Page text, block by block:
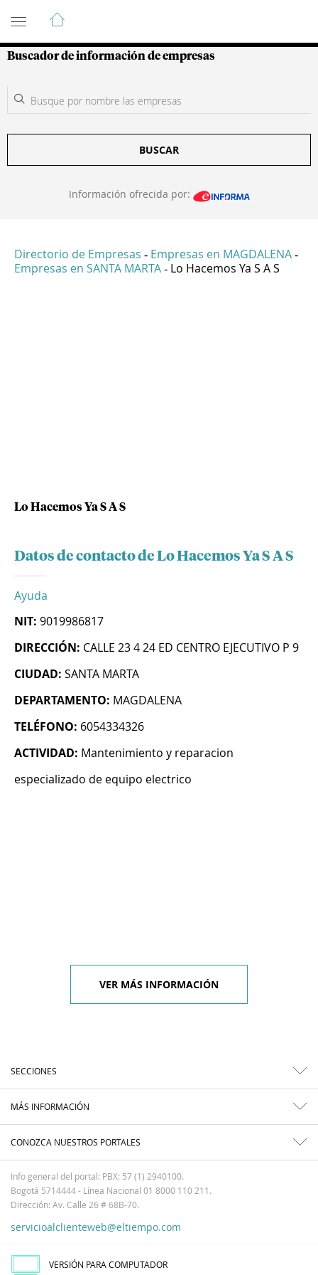
Guía de Empresas Colombianas
Buscador de información de empresas
BUSCAR
Información ofrecida por:
Directorio de Empresas - Empresas en MAGDALENA -
Empresas en SANTA MARTA - Lo Hacemos Ya S A S
Lo Hacemos Ya S A S
Datos de contacto de Lo Hacemos Ya S A S
Ayuda
NIT: 9019986817
DIRECCIÓN: CALLE 23 4 24 ED CENTRO EJECUTIVO P 9
CIUDAD: SANTA MARTA
DEPARTAMENTO: MAGDALENA
TELÉFONO: 6054334326
ACTIVIDAD: Mantenimiento y reparacion
especializado de equipo electrico
VER MÁS INFORMACIÓN
SECCIONES
MÁS INFORMACIÓN
CONOZCA NUESTROS PORTALES
Info general del portal: PBX: 57 (1) 2940100.
Bogotá 5714444 - Línea Nacional 01 8000 110 211.
Dirección: Av. Calle 26 # 68B-70.
servicioalclienteweb@eltiempo.com
VERSIÓN PARA COMPUTADOR